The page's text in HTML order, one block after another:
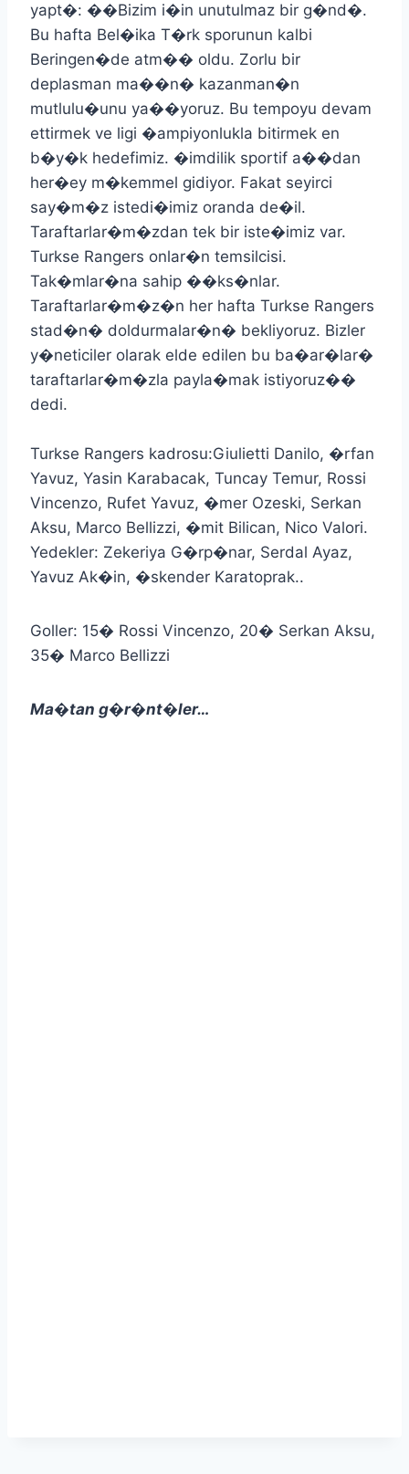
yapt�: ��Bizim i�in unutulmaz bir g�nd�.
Bu hafta Bel�ika T�rk sporunun kalbi
Beringen�de atm�� oldu. Zorlu bir
deplasman ma��n� kazanman�n
mutlulu�unu ya��yoruz. Bu tempoyu devam
ettirmek ve ligi �ampiyonlukla bitirmek en
b�y�k hedefimiz. �imdilik sportif a��dan
her�ey m�kemmel gidiyor. Fakat seyirci
say�m�z istedi�imiz oranda de�il.
Taraftarlar�m�zdan tek bir iste�imiz var.
Turkse Rangers onlar�n temsilcisi.
Tak�mlar�na sahip ��ks�nlar.
Taraftarlar�m�z�n her hafta Turkse Rangers
stad�n� doldurmalar�n� bekliyoruz. Bizler
y�neticiler olarak elde edilen bu ba�ar�lar�
taraftarlar�m�zla payla�mak istiyoruz��
dedi.
Turkse Rangers kadrosu:Giulietti Danilo, �rfan
Yavuz, Yasin Karabacak, Tuncay Temur, Rossi
Vincenzo, Rufet Yavuz, �mer Ozeski, Serkan
Aksu, Marco Bellizzi, �mit Bilican, Nico Valori.
Yedekler: Zekeriya G�rp�nar, Serdal Ayaz,
Yavuz Ak�in, �skender Karatoprak..
Goller: 15� Rossi Vincenzo, 20� Serkan Aksu,
35� Marco Bellizzi
Ma�tan g�r�nt�ler…